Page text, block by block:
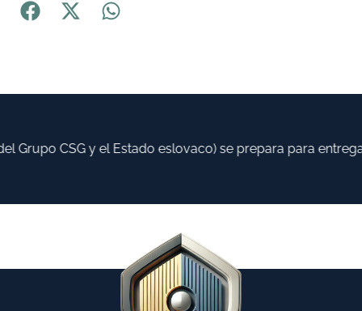
Grupo CSG y el Estado eslovaco) se prepara para